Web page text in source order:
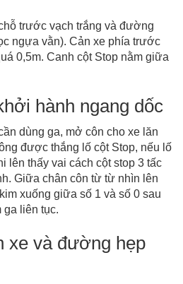
trước vạch trắng và đường
ngựa vằn). Cản xe phía trước
0,5m. Canh cột Stop nằm giữa
hành ngang dốc
dùng ga, mở côn cho xe lăn
được thắng lố cột Stop, nếu lố
lên thấy vai cách cột stop 3 tấc
Giữa chân côn từ từ nhìn lên
xuống giữa số 1 và số 0 sau
ga liên tục.
xe và đường hẹp